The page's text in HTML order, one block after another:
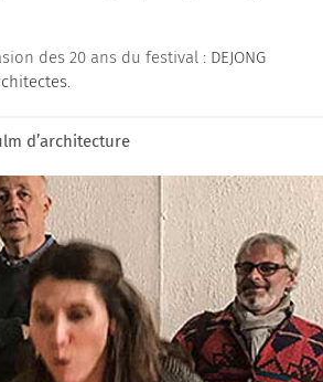
des 20 ans du festival : DEJONG
.
d’architecture